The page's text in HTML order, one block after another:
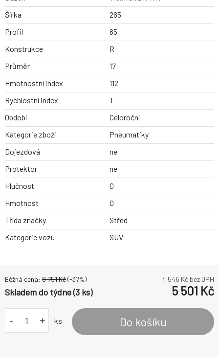
Šířka
265
Profil
65
Konstrukce
R
Průměr
17
Hmotnostní index
112
Rychlostní index
T
Období
Celoroční
Kategorie zboží
Pneumatiky
Dojezdová
ne
Protektor
ne
Hlučnost
0
Hmotnost
0
Třída značky
Střed
Kategorie vozu
SUV
Běžná cena: 8 751Kč(-37%) 4 546 Kč bez DPH
Skladem do týdne (3 ks) 5 501 Kč
- + ks Do košíku